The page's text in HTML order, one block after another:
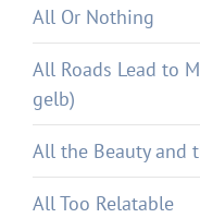
All Or Nothing
All Roads Lead to
gelb)
All the Beauty and
All Too Relatable